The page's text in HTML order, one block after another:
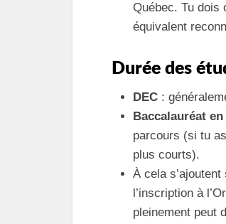
Québec. Tu dois
équivalent
Durée des
DEC :
Baccalauréat
parcours (si tu
plus courts).
À cela s’ajoutent
l’inscription à
pleinement peut